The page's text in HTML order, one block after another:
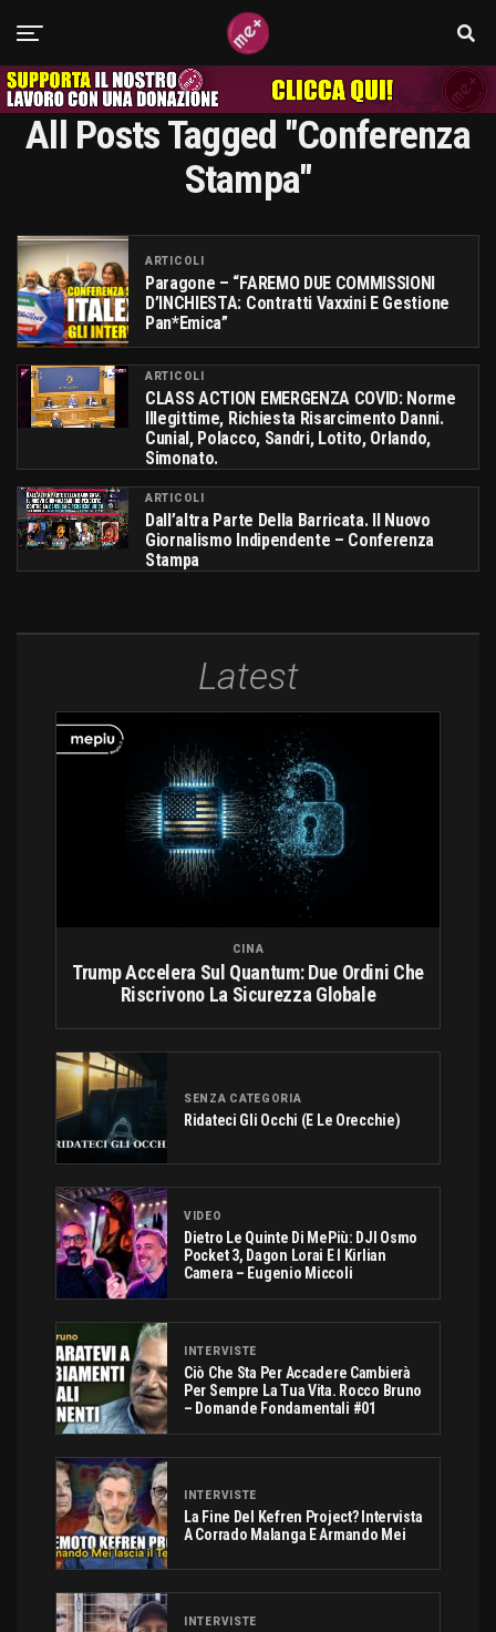
All Posts Tagged "Conferenza
Stampa"
ARTICOLI
Paragone – “FAREMO DUE COMMISSIONI
D’INCHIESTA: Contratti Vaxxini E Gestione
Pan*emica”
ARTICOLI
CLASS ACTION EMERGENZA COVID: Norme
Illegittime, Richiesta Risarcimento Danni.
Cunial, Polacco, Sandri, Lotito, Orlando,
Simonato.
ARTICOLI
Dall’altra Parte Della Barricata. Il Nuovo
Giornalismo Indipendente – Conferenza
Stampa
Latest
CINA
Trump Accelera Sul Quantum: Due Ordini Che
Riscrivono La Sicurezza Globale
SENZA CATEGORIA
Ridateci Gli Occhi (e Le Orecchie)
VIDEO
Dietro Le Quinte Di MePiù: DJI Osmo
Pocket 3, Dagon Lorai E I Kirlian
Camera – Eugenio Miccoli
INTERVISTE
Ciò Che Sta Per Accadere Cambierà
Per Sempre La Tua Vita. Rocco Bruno
– Domande Fondamentali #01
INTERVISTE
La Fine Del Kefren Project? Intervista
A Corrado Malanga E Armando Mei
INTERVISTE